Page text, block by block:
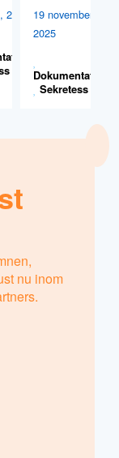
d
s
o
l
n
a
19 november,
2025
Dokumentation
Sekretess
nu inom